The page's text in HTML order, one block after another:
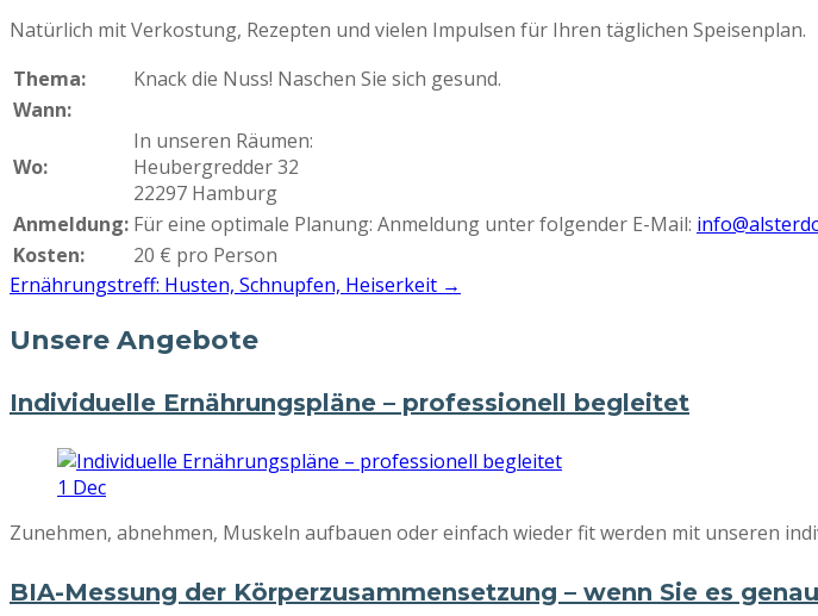
Natürlich mit Verkostung, Rezepten und vielen Impulsen für Ihren täglichen Speisenplan.
Thema:
Knack die Nuss! Naschen Sie sich gesund.
Wann:
Wo:
In unseren Räumen:
Heubergredder 32
22297 Hamburg
Anmeldung: Für eine optimale Planung: Anmeldung unter folgender E-Mail:
Kosten:
20 € pro Person
Ernährungstreff: Husten, Schnupfen, Heiserkeit →
Unsere Angebote
Individuelle Ernährungspläne – professionell begleitet
1 Dec
Zunehmen, abnehmen, Muskeln aufbauen oder einfach wieder fit werden mit unseren
BIA-Messung der Körperzusammensetzung – wenn Sie es